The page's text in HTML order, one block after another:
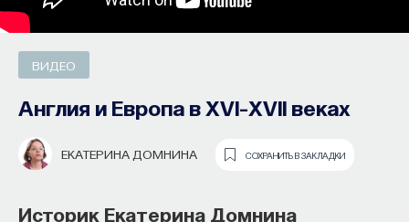
ВИДЕО
Англия и Европа в XVI–XVII веках
ЕКАТЕРИНА ДОМНИНА СОХРАНИТЬ В ЗАКЛАДКИ
Историк Екатерина Домнина